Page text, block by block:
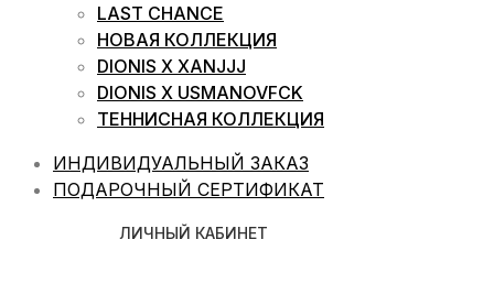
LAST CHANCE
НОВАЯ КОЛЛЕКЦИЯ
DIONIS X XANJJJ
DIONIS X USMANOVFCK
ТЕННИСНАЯ КОЛЛЕКЦИЯ
ИНДИВИДУАЛЬНЫЙ ЗАКАЗ
ПОДАРОЧНЫЙ СЕРТИФИКАТ
ЛИЧНЫЙ КАБИНЕТ